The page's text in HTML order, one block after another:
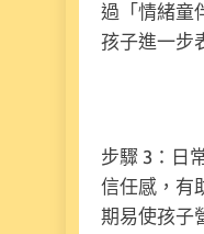
過「情緒童
孩子進一步
步驟 3：日
信任感，有
期易使孩子